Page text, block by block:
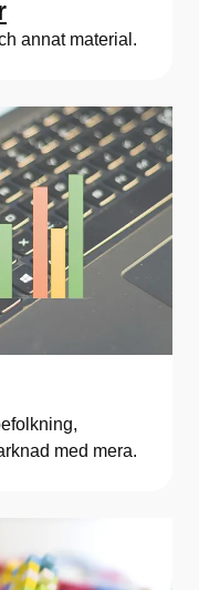
annat material.
med mera.